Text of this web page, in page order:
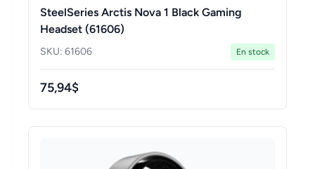
SteelSeries Arctis Nova 1 Black Gaming
Headset (61606)
SKU: 61606 En stock
75,94$